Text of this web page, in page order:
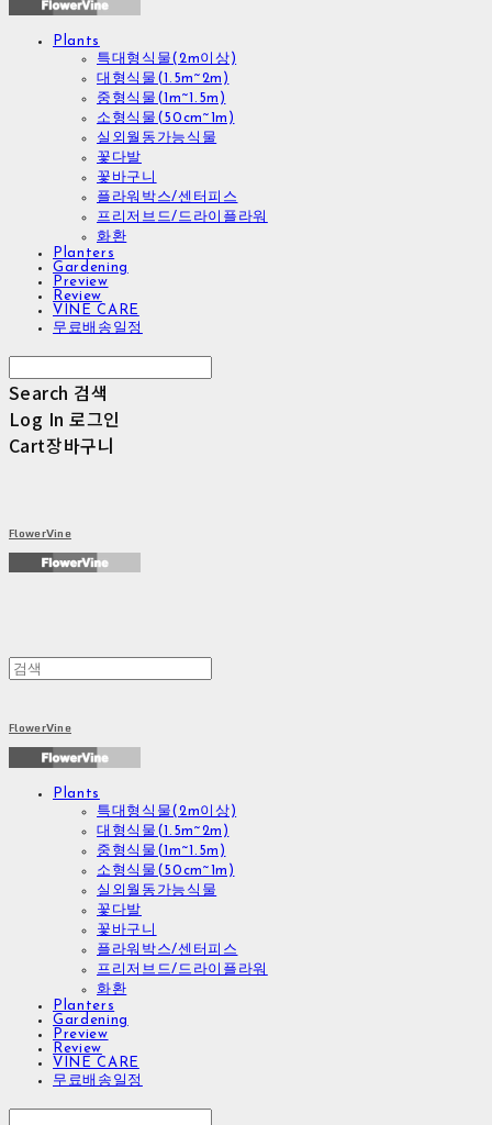
Plants
특대형식물(2m이상)
대형식물(1.5m~2m)
중형식물(1m~1.5m)
소형식물(50cm~1m)
실외월동가능식물
꽃다발
꽃바구니
플라워박스/센터피스
프리저브드/드라이플라워
화환
Planters
Gardening
Preview
Review
VINE CARE
무료배송일정
Search 검색
Log In 로그인
Cart장바구니
FlowerVine
FlowerVine
Plants
특대형식물(2m이상)
대형식물(1.5m~2m)
중형식물(1m~1.5m)
소형식물(50cm~1m)
실외월동가능식물
꽃다발
꽃바구니
플라워박스/센터피스
프리저브드/드라이플라워
화환
Planters
Gardening
Preview
Review
VINE CARE
무료배송일정